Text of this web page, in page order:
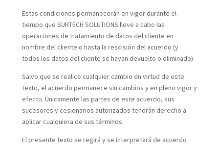
Estas condiciones permanecerán en vigor durante el
tiempo que SURTECH SOLUTIONS lleve a cabo las
operaciones de tratamiento de datos del cliente en
nombre del cliente o hasta la rescisión del acuerdo (y
todos los datos del cliente se hayan devuelto o eliminado)
Salvo que se realice cualquier cambio en virtud de este
texto, el acuerdo permanece sin cambios y en pleno vigor y
efecto. Únicamente las partes de este acuerdo, sus
sucesores y cesionarios autorizados tendrán derecho a
aplicar cualquiera de sus términos.
El presente texto se regirá y se interpretará de acuerdo